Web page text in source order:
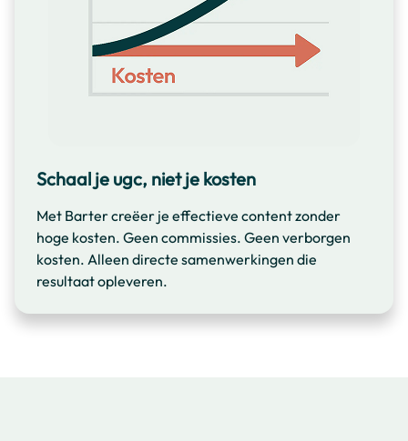
Schaal je ugc, niet je kosten
Met Barter creëer je effectieve content zonder
hoge kosten. Geen commissies. Geen verborgen
kosten. Alleen directe samenwerkingen die
resultaat opleveren.